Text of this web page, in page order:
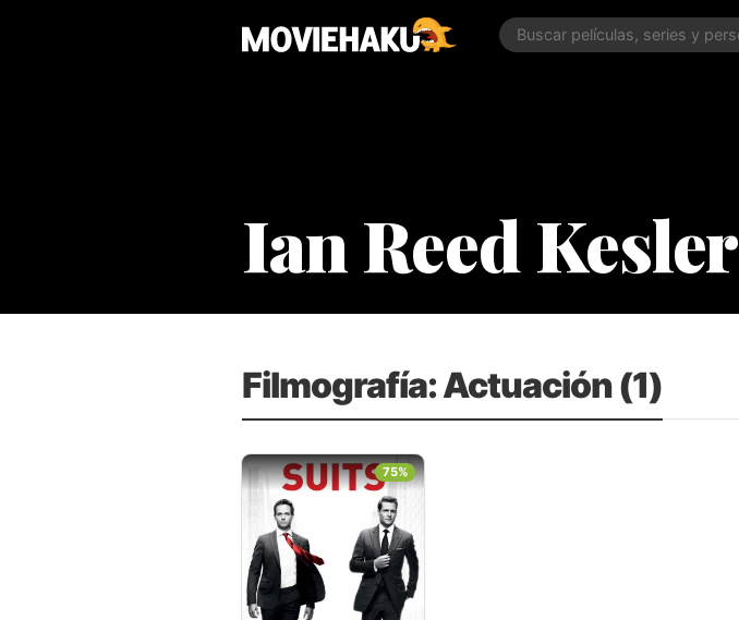
Ian Reed Kesler
Filmografía: Actuación (1)
75%